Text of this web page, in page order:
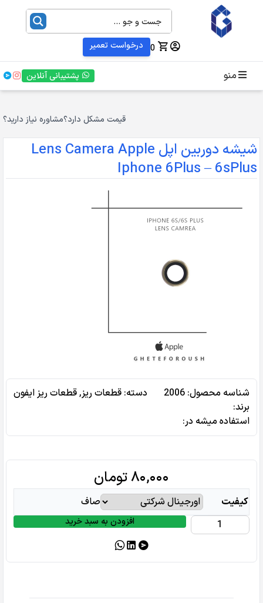
0 درخواست تعمیر
منو پشتیبانی آنلاین
قیمت مشکل دارد؟مشاوره نیاز دارید؟
شیشه دوربین اپل Lens Camera Apple
Iphone 6Plus – 6sPlus
شناسه محصول: 2006 دسته:قطعات ریز,قطعات ریز ایفون
برند:
استفاده میشه در‌:
۸۰,۰۰۰تومان
کیفیت
صاف
شیشه
دوربین
Lens
Apple
افزودن به سبد خرید